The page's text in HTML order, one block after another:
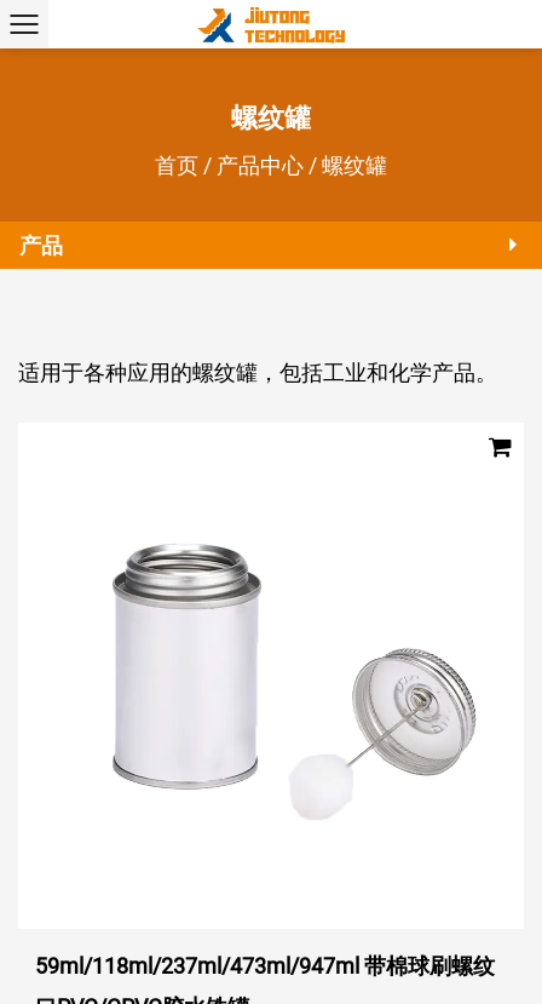
螺纹罐
首页 / 产品中心 /螺纹罐
产品
适用于各种应用的螺纹罐，包括工业和化学产品。
59ml/118ml/237ml/473ml/947ml 带棉球刷螺纹